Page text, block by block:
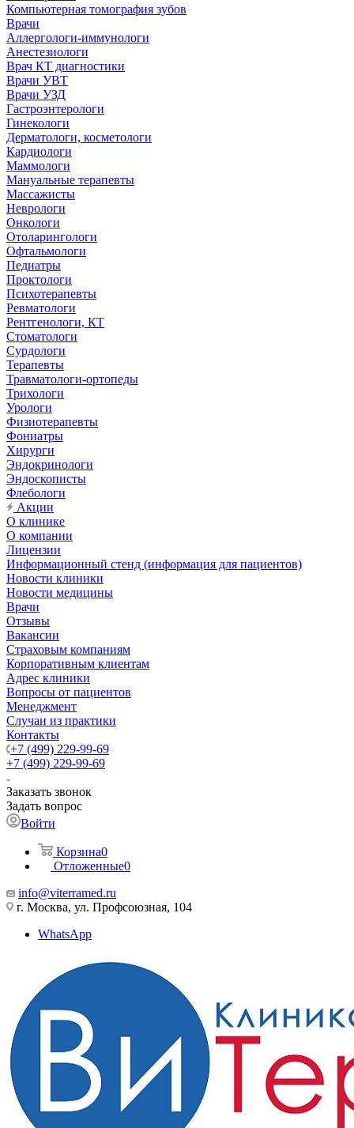
Компьютерная томография зубов
Врачи
Аллергологи-иммунологи
Анестезиологи
Врач КТ диагностики
Врачи УВТ
Врачи УЗД
Гастроэнтерологи
Гинекологи
Дерматологи, косметологи
Кардиологи
Маммологи
Мануальные терапевты
Массажисты
Неврологи
Онкологи
Отоларингологи
Офтальмологи
Педиатры
Проктологи
Психотерапевты
Ревматологи
Рентгенологи, КТ
Стоматологи
Сурдологи
Терапевты
Травматологи-ортопеды
Трихологи
Урологи
Физиотерапевты
Фониатры
Хирурги
Эндокринологи
Эндоскописты
Флебологи
Акции
О клинике
О компании
Лицензии
Информационный стенд (информация для пациентов)
Новости клиники
Новости медицины
Врачи
Отзывы
Вакансии
Страховым компаниям
Корпоративным клиентам
Адрес клиники
Вопросы от пациентов
Менеджмент
Случаи из практики
Контакты
+7 (499) 229-99-69
+7 (499) 229-99-69
Заказать звонок
Задать вопрос
Войти
Корзина0
Отложенные0
info@viterramed.ru
г. Москва, ул. Профсоюзная, 104
WhatsApp